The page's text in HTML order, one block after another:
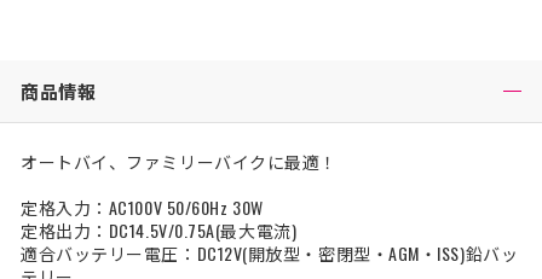
商品情報
オートバイ、ファミリーバイクに最適！
定格入力：AC100V 50/60Hz 30W
定格出力：DC14.5V/0.75A(最大電流)
適合バッテリー電圧：DC12V(開放型・密閉型・AGM・ISS)鉛バッ